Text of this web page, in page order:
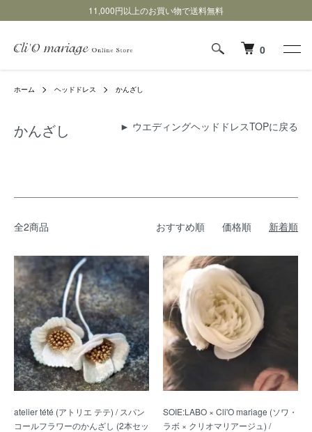
11,000円以上のお買い物で送料無料
0
ホーム ヘッドドレス かんざし
かんざし ► ウエディングヘッドドレスTOPに戻る
全2商品 おすすめ順 価格順 新着順
atelier tété (アトリエ テテ) / スパン
コールフラワーのかんざし (2本セッ
SOIE:LABO × Cli'O mariage (ソワ・
ラボ × クリオマリアージュ) /